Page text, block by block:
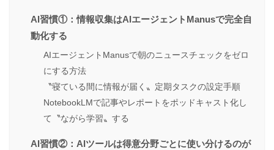
AI習慣①：情報収集はAIエージェントManusで完全自
動化する
AIエージェントManusで朝のニュースチェックをゼロ
にする方法
〝寝ている間に情報が届く〟定期タスクの設定手順
NotebookLMで記事やレポートをポッドキャスト化し
て〝ながら学習〟する
AI習慣②：AIツールは得意分野ごとに使い分けるのが